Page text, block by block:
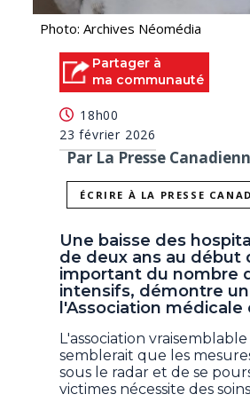
Photo: Archives Néomédia
Partager à
ma communauté
18h00
23 février 2026
Par La Presse
ÉCRIRE À LA PRESSE
Une baisse des
de deux ans au début
important du nombre
intensifs, démontre
l'Association médicale
L'association
semblerait que les
sous le radar et de se
victimes nécessite des